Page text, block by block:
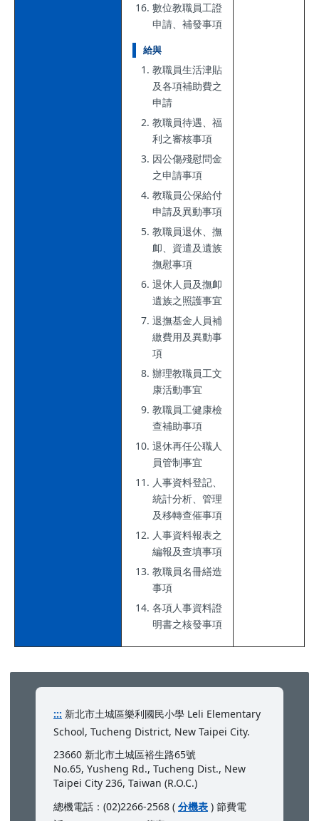
數位教職員工證
申請、補發事項
給與
教職員生活津貼
及各項補助費之
申請
教職員待遇、福
利之審核事項
因公傷殘慰問金
之申請事項
教職員公保給付
申請及異動事項
教職員退休、撫
卹、資遣及遺族
撫慰事項
退休人員及撫卹
遺族之照護事宜
退撫基金人員補
繳費用及異動事
項
辦理教職員工文
康活動事宜
教職員工健康檢
查補助事項
退休再任公職人
員管制事宜
人事資料登記、
統計分析、管理
及移轉查催事項
人事資料報表之
編報及查填事項
教職員名冊繕造
事項
各項人事資料證
明書之核發事項
::: 新北市土城區樂利國民小學 Leli Elementary
School, Tucheng District, New Taipei City.
23660 新北市土城區裕生路65號
No.65, Yusheng Rd., Tucheng Dist., New
Taipei City 236, Taiwan (R.O.C.)
總機電話：(02)2266-2568 ( 分機表 ) 節費電